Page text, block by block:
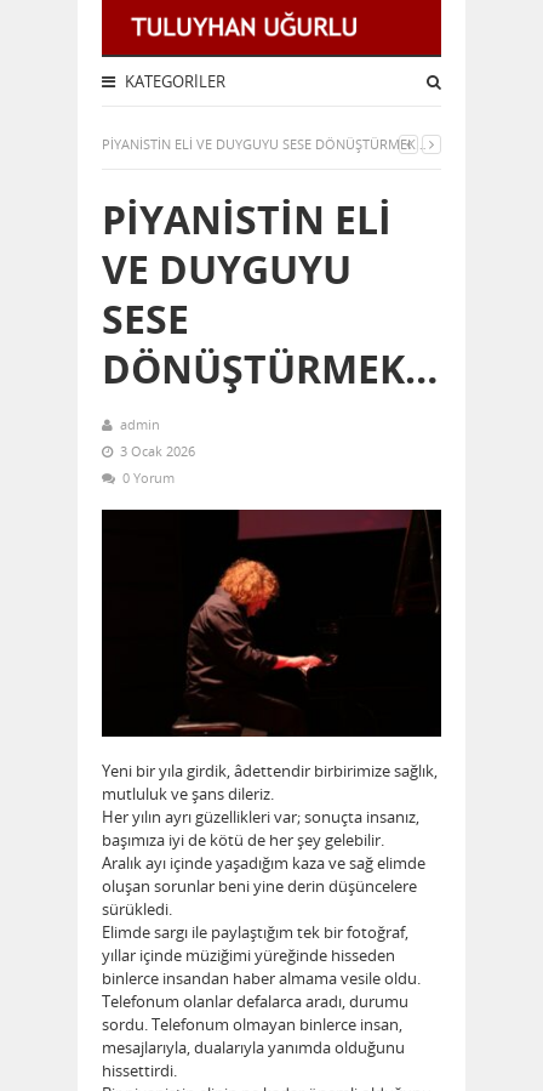
KATEGORILER
PİYANİSTİN ELİ VE DUYGUYU SESE DÖNÜŞTÜRMEK…
PİYANİSTİN ELİ
VE DUYGUYU
SESE
DÖNÜŞTÜRMEK…
admin
3 Ocak 2026
0 Yorum
Yeni bir yıla girdik, âdettendir birbirimize sağlık,
mutluluk ve şans dileriz.
Her yılın ayrı güzellikleri var; sonuçta insanız,
başımıza iyi de kötü de her şey gelebilir.
Aralık ayı içinde yaşadığım kaza ve sağ elimde
oluşan sorunlar beni yine derin düşüncelere
sürükledi.
Elimde sargı ile paylaştığım tek bir fotoğraf,
yıllar içinde müziğimi yüreğinde hisseden
binlerce insandan haber almama vesile oldu.
Telefonum olanlar defalarca aradı, durumu
sordu. Telefonum olmayan binlerce insan,
mesajlarıyla, dualarıyla yanımda olduğunu
hissettirdi.